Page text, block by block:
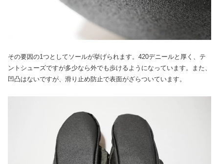
その要因の1つとしてソールが挙げられます。420デニールと厚く、テ
ントシューズですが多少なら外でも歩けるようになっています。また、
凹凸はないですが、滑り止め防止で表面がざらついています。